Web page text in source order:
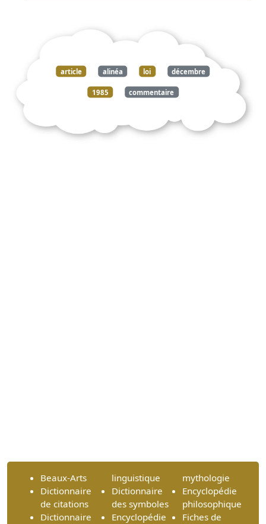
article alinéa loi décembre
1985 commentaire
Beaux-Arts
Dictionnaire
de citations
Dictionnaire
linguistique
Dictionnaire
des symboles
Encyclopédie
mythologie
Encyclopédie
philosophique
Fiches de